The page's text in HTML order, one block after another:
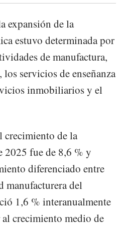
expansión de la
estuvo determinada por
de manufactura,
servicios de enseñanza
inmobiliarios y el
crecimiento de la
2025 fue de 8,6 % y
diferenciado entre
manufacturera del
1,6 % interanualmente
crecimiento medio de